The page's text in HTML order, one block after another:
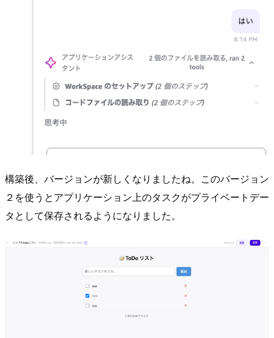
構築後、バージョンが新しくなりましたね。このバージョン
２を使うとアプリケーション上のタスクがプライベートデー
タとして保存されるようになりました。